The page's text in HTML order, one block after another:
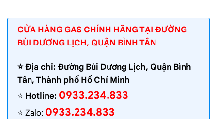
CỬA HÀNG GAS CHÍNH HÃNG TẠI ĐƯỜNG
BÙI DƯƠNG LỊCH, QUẬN BÌNH TÂN
⭐️ Địa chỉ: Đường Bùi Dương Lịch, Quận Bình
Tân, Thành phố Hồ Chí Minh
⭐️ Hotline: 0933.234.833
⭐️ Zalo: 0933.234.833